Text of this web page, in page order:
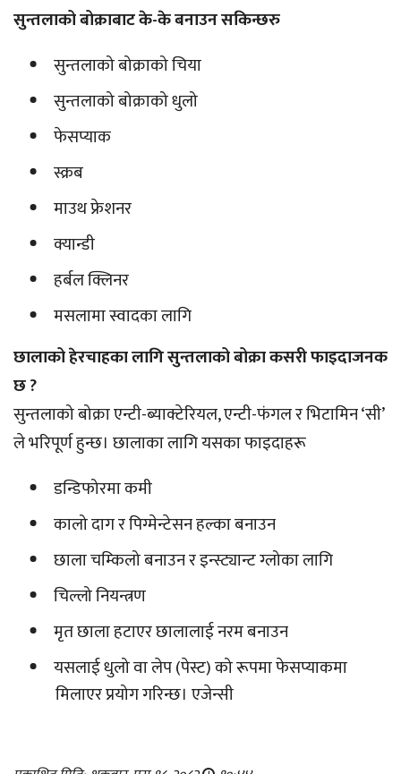
सुन्तलाको बोक्राबाट के-के बनाउन सकिन्छरु
सुन्तलाको बोक्राको चिया
सुन्तलाको बोक्राको धुलो
फेसप्याक
स्क्रब
माउथ फ्रेशनर
क्यान्डी
हर्बल क्लिनर
मसलामा स्वादका लागि
छालाको हेरचाहका लागि सुन्तलाको बोक्रा कसरी फाइदाजनक
छ ?
सुन्तलाको बोक्रा एन्टी-ब्याक्टेरियल, एन्टी-फंगल र भिटामिन ‘सी’
ले भरिपूर्ण हुन्छ। छालाका लागि यसका फाइदाहरू
डन्डिफोरमा कमी
कालो दाग र पिग्मेन्टेसन हल्का बनाउन
छाला चम्किलो बनाउन र इन्स्ट्यान्ट ग्लोका लागि
चिल्लो नियन्त्रण
मृत छाला हटाएर छालालाई नरम बनाउन
यसलाई धुलो वा लेप (पेस्ट) को रूपमा फेसप्याकमा
मिलाएर प्रयोग गरिन्छ। एजेन्सी